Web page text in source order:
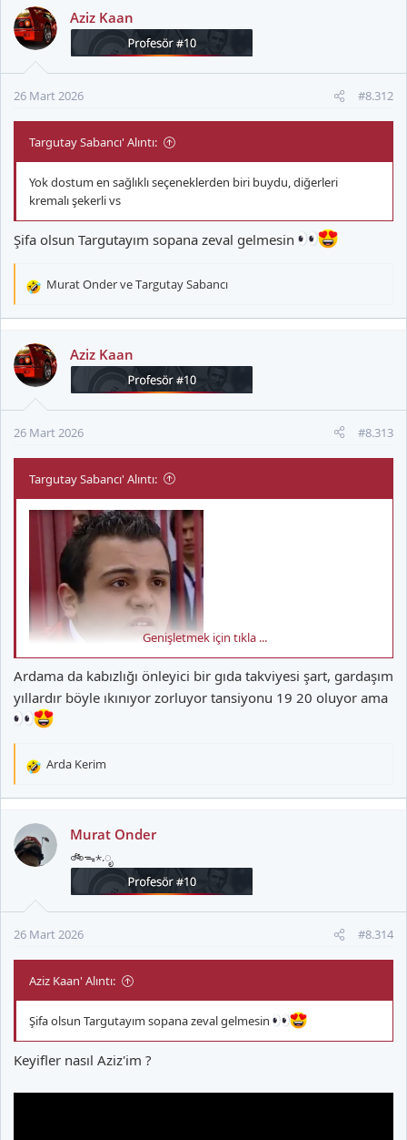
k
i
l
:
Aziz Kaan
26 Mart 2026 #8.312
Targutay Sabancı' Alıntı:
Yok dostum en sağlıklı seçeneklerden biri buydu, diğerleri
kremalı şekerli vs
Şifa olsun Targutayım sopana zeval gelmesin
T
k
i
l
:
Murat OnderveTargutay Sabancı
Aziz Kaan
26 Mart 2026 #8.313
Targutay Sabancı' Alıntı:
Genişletmek için tıkla ...
Ardama da kabızlığı önleyici bir gıda takviyesi şart, gardaşım
yıllardır böyle ıkınıyor zorluyor tansiyonu 19 20 oluyor ama
T
k
i
l
Arda Kerim
Murat Onder
🚲ᯓ⋆.ೃ
26 Mart 2026 #8.314
Aziz Kaan' Alıntı:
Şifa olsun Targutayım sopana zeval gelmesin
Keyifler nasıl Aziz'im ?